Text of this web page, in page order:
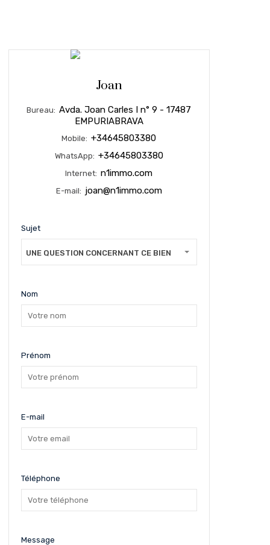
Joan
Bureau: Avda. Joan Carles I n° 9 - 17487
EMPURIABRAVA
Mobile: +34645803380
WhatsApp: +34645803380
Internet: n1immo.com
E-mail: joan@n1immo.com
Sujet
UNE QUESTION CONCERNANT CE BIEN
Nom
Prénom
E-mail
Téléphone
Message